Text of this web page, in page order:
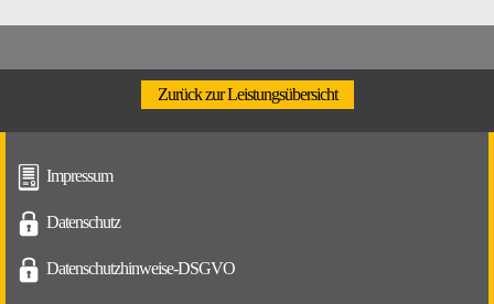
Zurück zur Leistungsübersicht
Impressum
Datenschutz
Datenschutzhinweise-DSGVO